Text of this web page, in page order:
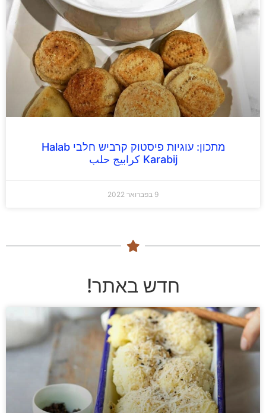
מתכון: עוגיות פיסטוק קרביש חלבי Halab
Karabij كرابيج حلب
חדש באתר!